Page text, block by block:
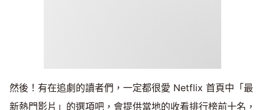
然後！有在追劇的讀者們，一定都很愛 Netflix 首頁中「最
新熱門影片」的選項吧，會提供當地的收看排行榜前十名，